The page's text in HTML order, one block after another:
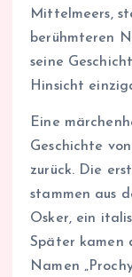
Mittelmeers,
berühmteren
seine
Hinsicht
Eine
Geschichte
zurück. Die
stammen aus
Osker, ein
Später kamen
Namen